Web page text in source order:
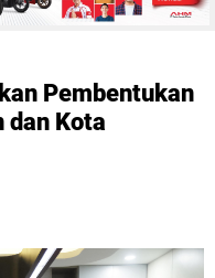
Pembentukan
dan Kota